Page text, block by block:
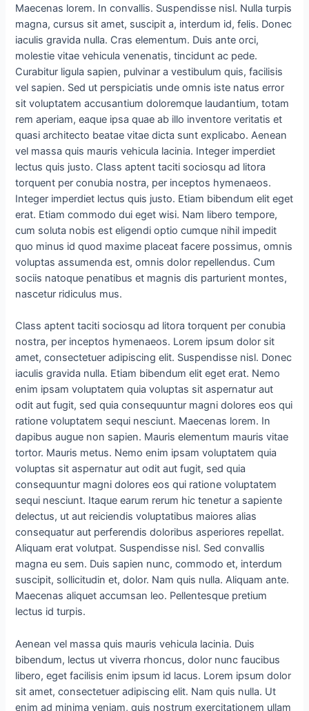
Maecenas lorem. In convallis. Suspendisse nisl. Nulla turpis
magna, cursus sit amet, suscipit a, interdum id, felis. Donec
iaculis gravida nulla. Cras elementum. Duis ante orci,
molestie vitae vehicula venenatis, tincidunt ac pede.
Curabitur ligula sapien, pulvinar a vestibulum quis, facilisis
vel sapien. Sed ut perspiciatis unde omnis iste natus error
sit voluptatem accusantium doloremque laudantium, totam
rem aperiam, eaque ipsa quae ab illo inventore veritatis et
quasi architecto beatae vitae dicta sunt explicabo. Aenean
vel massa quis mauris vehicula lacinia. Integer imperdiet
lectus quis justo. Class aptent taciti sociosqu ad litora
torquent per conubia nostra, per inceptos hymenaeos.
Integer imperdiet lectus quis justo. Etiam bibendum elit eget
erat. Etiam commodo dui eget wisi. Nam libero tempore,
cum soluta nobis est eligendi optio cumque nihil impedit
quo minus id quod maxime placeat facere possimus, omnis
voluptas assumenda est, omnis dolor repellendus. Cum
sociis natoque penatibus et magnis dis parturient montes,
nascetur ridiculus mus.
Class aptent taciti sociosqu ad litora torquent per conubia
nostra, per inceptos hymenaeos. Lorem ipsum dolor sit
amet, consectetuer adipiscing elit. Suspendisse nisl. Donec
iaculis gravida nulla. Etiam bibendum elit eget erat. Nemo
enim ipsam voluptatem quia voluptas sit aspernatur aut
odit aut fugit, sed quia consequuntur magni dolores eos qui
ratione voluptatem sequi nesciunt. Maecenas lorem. In
dapibus augue non sapien. Mauris elementum mauris vitae
tortor. Mauris metus. Nemo enim ipsam voluptatem quia
voluptas sit aspernatur aut odit aut fugit, sed quia
consequuntur magni dolores eos qui ratione voluptatem
sequi nesciunt. Itaque earum rerum hic tenetur a sapiente
delectus, ut aut reiciendis voluptatibus maiores alias
consequatur aut perferendis doloribus asperiores repellat.
Aliquam erat volutpat. Suspendisse nisl. Sed convallis
magna eu sem. Duis sapien nunc, commodo et, interdum
suscipit, sollicitudin et, dolor. Nam quis nulla. Aliquam ante.
Maecenas aliquet accumsan leo. Pellentesque pretium
lectus id turpis.
Aenean vel massa quis mauris vehicula lacinia. Duis
bibendum, lectus ut viverra rhoncus, dolor nunc faucibus
libero, eget facilisis enim ipsum id lacus. Lorem ipsum dolor
sit amet, consectetuer adipiscing elit. Nam quis nulla. Ut
enim ad minima veniam, quis nostrum exercitationem ullam